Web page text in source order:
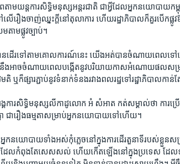
ាម​យន្តការ​សិទ្ធិ​មនុស្ស​អន្តរជាតិ​ ជាអ្វី​ដែល​អ្នក​នយោបាយ​កម្ពុជ
ើ​រឿង​ចាញ់​ឈ្នះក្តី​នៅ​តុលាការ ហើយ​រដ្ឋាភិបាល​ក៏គួរ​បើក​ផ្លូវ​
ាម​ផ្លូវ​ច្បាប់។
ាន​ដើរ​ទៅ​តាម​គោលការណ៍​នេះ យើង​អត់​បាន​ចំណាយ​ពេល​ទ
ើង​នឹ​ងអាច​ចំណាយ​ពេល​បង្កើត​នូវ​បរិយាយកាស​អំណោយផល​សម្
ឬ​ក៏​ផ្សារ​ភ្ជាប់​នូវ​ទំនាក់​ទំនង​រវាង​ពលរដ្ឋ​ទៅ​រដ្ឋាភិបាល​កាន់​ត
គការ​សិទ្ធិមនុស្សលីកាដូ​លោក​ អំ សំអាត ​កត់​សម្គាល់​ថា​ ការ​ប្រ
នា​ ជារឿង​ធម្មតា​សម្រាប់​អ្នក​នយោបាយ​ទៅ​ហើយ។
នក​នយោបាយ​ទាំង​អស់​កុំភ្លេច​នៅ​ក្នុង​ការដើរ​តួនាទី​របស់​ខ្លួន​ស
ា​ដែល​កំពុង​តែ​សេស​សល់​ ហើយ​កើត​ឡើង​នៅ​ក្នុង​ប្រទេស​ ដែល​